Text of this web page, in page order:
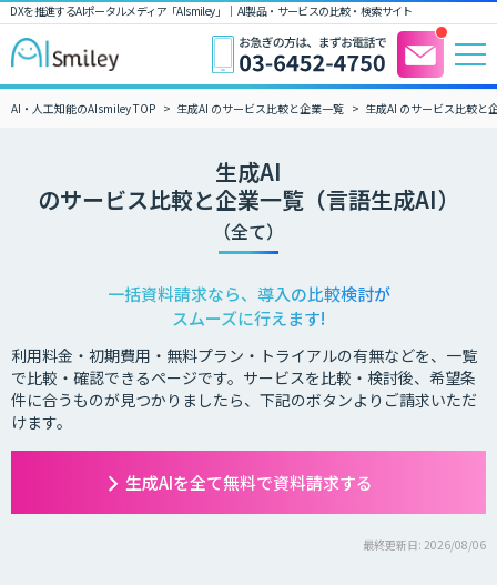
DXを推進するAIポータルメディア「AIsmiley」｜ AI製品・サービスの比較・検索サイト
AI・人工知能のAIsmiley TOP 生成AI のサービス比較と企業一覧 生成AI のサービス比較と
生成AI
のサービス比較と企業一覧（言語生成AI）
（全て）
一括資料請求なら、導入の比較検討が
スムーズに行えます!
利用料金・初期費用・無料プラン・トライアルの有無などを、一覧
で比較・確認できるページです。サービスを比較・検討後、希望条
件に合うものが見つかりましたら、下記のボタンよりご請求いただ
けます。
生成AIを全て無料で資料請求する
最終更新日: 2026/08/06